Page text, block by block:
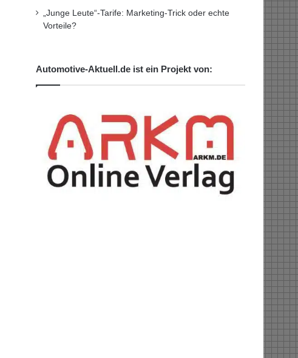
„Junge Leute“-Tarife: Marketing-Trick oder echte
Vorteile?
Automotive-Aktuell.de ist ein Projekt von: